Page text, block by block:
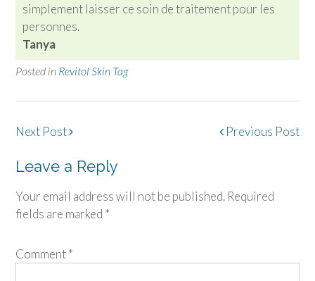
simplement laisser ce soin de traitement pour les
personnes.
Tanya
Posted in Revitol Skin Tag
Post
Previous Post
Next Post
Leave a Reply
Your email address will not be published. Required
fields are marked *
Comment*